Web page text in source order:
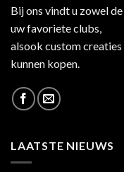
Bij ons vindt u zowel
uw favoriete clubs,
alsook custom creaties
kunnen kopen.
LAATSTE NIEUWS